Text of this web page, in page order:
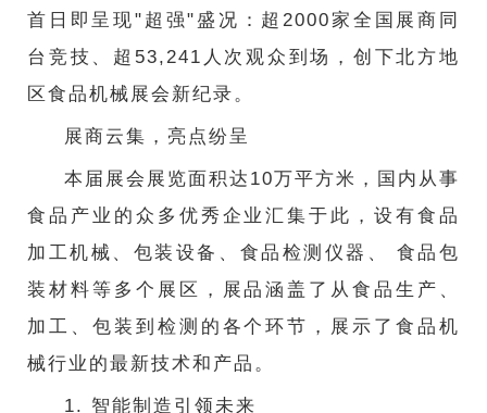
首日即呈现"超强"盛况：超2000家全国展商同
台竞技、超53,241人次观众到场，创下北方地
区食品机械展会新纪录。
展商云集，亮点纷呈
本届展会展览面积达10万平方米，国内从事
食品产业的众多优秀企业汇集于此，设有食品
加工机械、包装设备、食品检测仪器、 食品包
装材料等多个展区，展品涵盖了从食品生产、
加工、包装到检测的各个环节，展示了食品机
械行业的最新技术和产品。
1. 智能制造引领未来